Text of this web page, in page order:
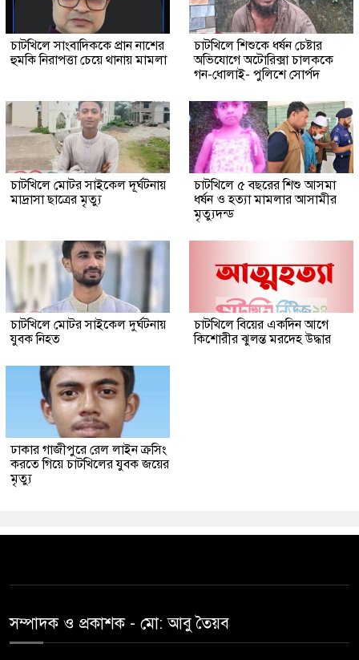
চাটখিলে সাংবাদিককে প্রান নাশের
হুমকি নিরাপত্তা চেয়ে থানায় মামলা
চাটখিলে শিশুকে ধর্ষন চেষ্টার
অভিযোগে অটোরিক্সা চালককে
গন-ধোলাই- পুলিশে সোর্পদ
চাটখিলে মোটর সাইকেল দূর্ঘটনায়
মাদ্রাসা ছাত্রের মৃত্যু
চাটখিলে ৫ বছরের শিশু আসমা
ধর্ষন ও হত্যা মামলার আসামীর
মৃত্যুদন্ড
চাটখিলে মোটর সাইকেল দুর্ঘটনায়
যুবক নিহত
চাটখিলে বিয়ের একদিন আগে
কিশোরীর ঝুলন্ত মরদেহ উদ্ধার
ঢাকার গাজীপুরে রেল লাইন ক্রসিং
করতে গিয়ে চাটখিলের যুবক জয়ের
মৃত্যু
সম্পাদক ও প্রকাশক -‌ মো: আবু‌ তৈয়ব